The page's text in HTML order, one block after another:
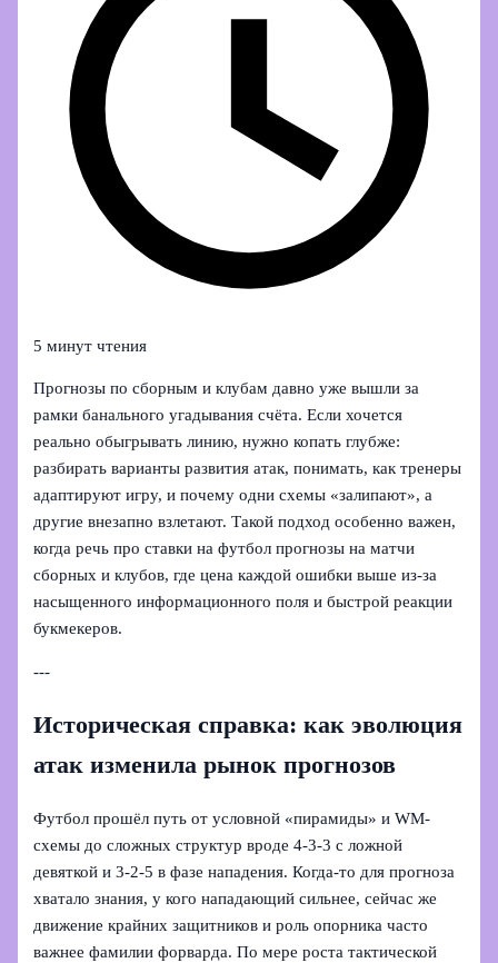
5 минут чтения
Прогнозы по сборным и клубам давно уже вышли за
рамки банального угадывания счёта. Если хочется
реально обыгрывать линию, нужно копать глубже:
разбирать варианты развития атак, понимать, как тренеры
адаптируют игру, и почему одни схемы «залипают», а
другие внезапно взлетают. Такой подход особенно важен,
когда речь про ставки на футбол прогнозы на матчи
сборных и клубов, где цена каждой ошибки выше из-за
насыщенного информационного поля и быстрой реакции
букмекеров.
---
Историческая справка: как эволюция
атак изменила рынок прогнозов
Футбол прошёл путь от условной «пирамиды» и WM-
схемы до сложных структур вроде 4‑3‑3 с ложной
девяткой и 3‑2‑5 в фазе нападения. Когда-то для прогноза
хватало знания, у кого нападающий сильнее, сейчас же
движение крайних защитников и роль опорника часто
важнее фамилии форварда. По мере роста тактической